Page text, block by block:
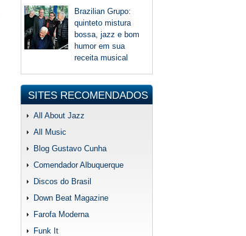
Brazilian Grupo:
quinteto mistura
bossa, jazz e bom
humor em sua
receita musical
SITES RECOMENDADOS
All About Jazz
All Music
Blog Gustavo Cunha
Comendador Albuquerque
Discos do Brasil
Down Beat Magazine
Farofa Moderna
Funk It